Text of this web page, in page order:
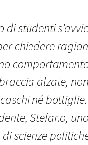
di studenti
chiedere
alzate, non
né
Stefano, uno
scienze